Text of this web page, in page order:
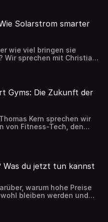
Alltag. Unser Experte
und weshalb
Wahl sind. Außerdem:
wirklich? Der
Solarstrom smarter
wie viel bringen sie
Wir sprechen mit Christian
Steckersolar und Kleines
der Solarenergie zu
wie ein intelligentes
könnte. Es geht
Smart Meter, Bürger-
Gyms: Die Zukunft der
Kern sprechen wir
von Fitness-Tech, den
was am Ende wirklich
bleiben will. Und wir
Neuigkeit zum
Was du jetzt tun kannst
warum hohe Preise
bleiben werden und
Gemeinsam mit
NRW schauen wir